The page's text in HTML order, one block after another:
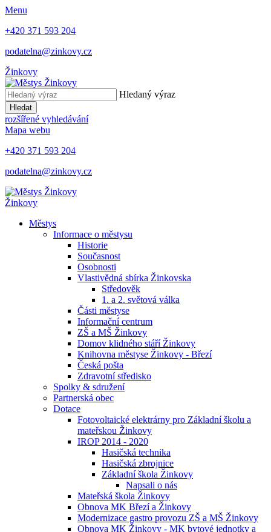
Menu
+420 371 593 204
podatelna@zinkovy.cz
Žinkovy
Hledaný výraz
Hledat
rozšířené vyhledávání
Mapa webu
+420 371 593 204
podatelna@zinkovy.cz
Žinkovy
Městys
Informace o městysu
Historie
Současnost
Osobnosti
Vlastivědná sbírka Žinkovska
Středověk
1. a 2. světová válka
Části městyse
Informační centrum
ZŠ a MŠ Žinkovy
Domov klidného stáří Žinkovy
Knihovna městyse Žinkovy - Březí
Česká pošta
Zdravotní středisko
Spolky & sdružení
Partnerská obec
Dotace
Fotovoltaické elektrárny pro Základní školu a
mateřskou Žinkovy
IROP 2014 - 2020
Hasičská technika
Hasičská zbrojnice
Základní škola Žinkovy
Napsali o nás
Mateřská škola Žinkovy
Obnova MK Březí a Žinkovy
Modernizace gastro provozu ZŠ a MŠ Žinkovy
Obnova MK Žinkovy - MK bytové jednotky a